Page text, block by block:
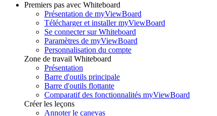
Premiers pas avec Whiteboard
Présentation de myViewBoard
Télécharger et installer myViewBoard
Se connecter sur Whiteboard
Paramètres de myViewBoard
Personnalisation du compte
Zone de travail Whiteboard
Présentation
Barre d'outils principale
Barre d'outils flottante
Comparatif des fonctionnalités myViewBoard
Créer les leçons
Annoter le canevas